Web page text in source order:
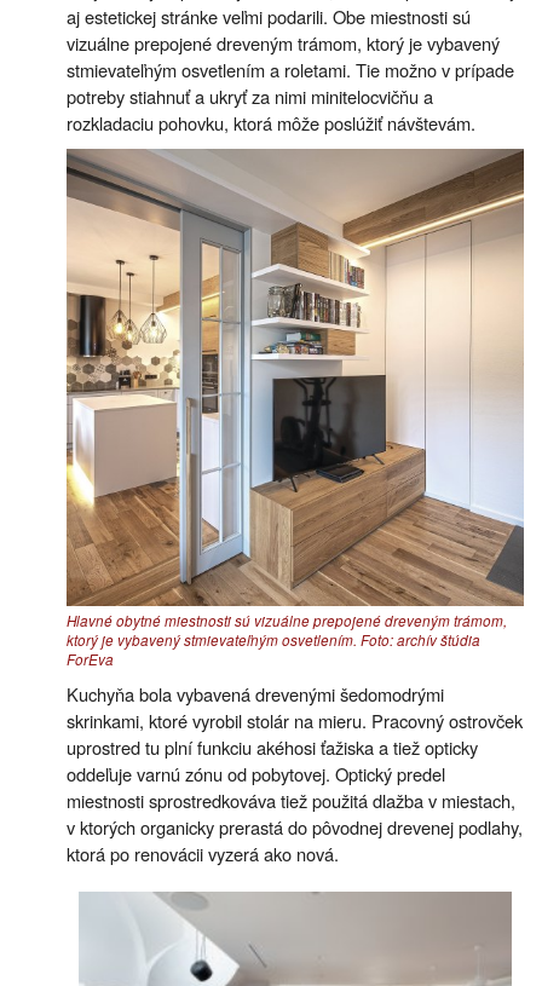
aj estetickej stránke veľmi podarili. Obe miestnosti sú
vizuálne prepojené dreveným trámom, ktorý je vybavený
stmievateľným osvetlením a roletami. Tie možno v prípade
potreby stiahnuť a ukryť za nimi minitelocvičňu a
rozkladaciu pohovku, ktorá môže poslúžiť návštevám.
Hlavné obytné miestnosti sú vizuálne prepojené dreveným trámom,
ktorý je vybavený stmievateľným osvetlením. Foto: archív štúdia
ForEva
Kuchyňa bola vybavená drevenými šedomodrými
skrinkami, ktoré vyrobil stolár na mieru. Pracovný ostrovček
uprostred tu plní funkciu akéhosi ťažiska a tiež opticky
oddeľuje varnú zónu od pobytovej. Optický predel
miestnosti sprostredkováva tiež použitá dlažba v miestach,
v ktorých organicky prerastá do pôvodnej drevenej podlahy,
ktorá po renovácii vyzerá ako nová.